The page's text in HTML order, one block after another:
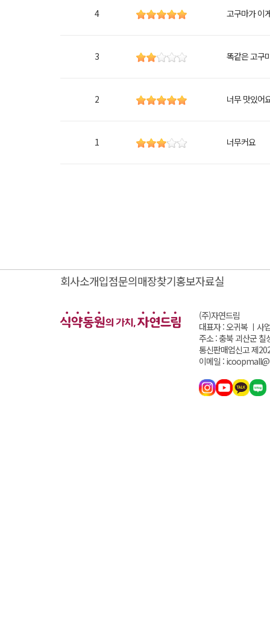
4 고구마가 이
3 똑같은 고구
2 너무 맛있어
1 너무커요
회사소개입점문의매장찾기홍보자료실
(주)자연드림
대표자 : 오귀복 ㅣ 사
주소 : 충북 괴산군 칠
통신판매업신고 제
이메일 :